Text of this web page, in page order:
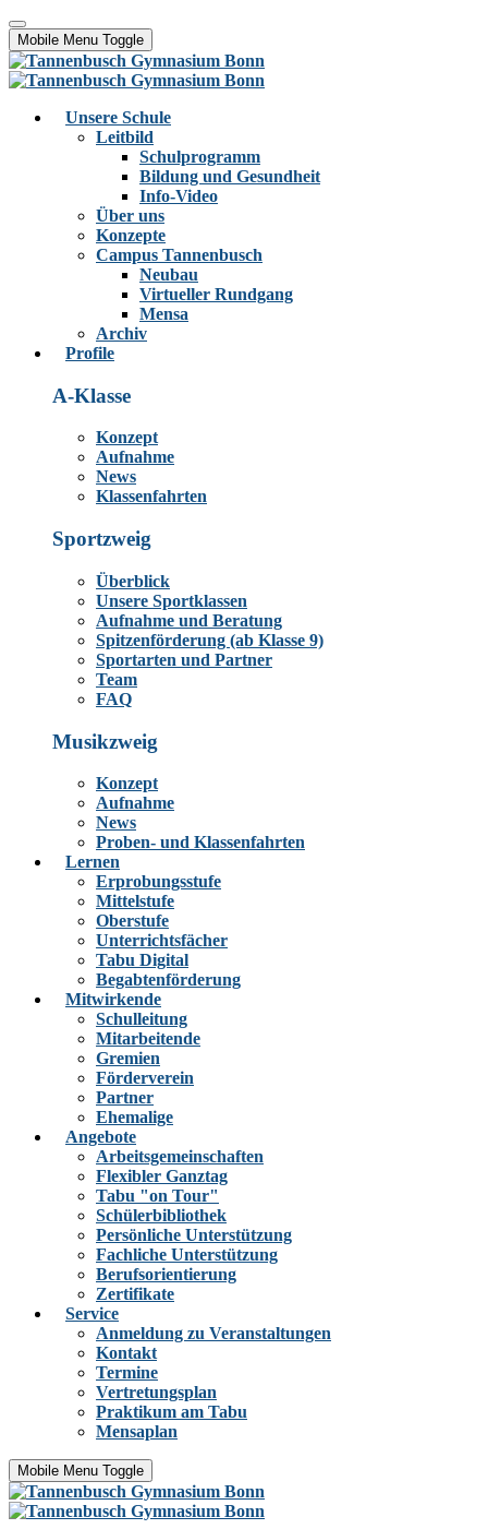
Mobile Menu Toggle
Unsere Schule
Leitbild
Schulprogramm
Bildung und Gesundheit
Info-Video
Über uns
Konzepte
Campus Tannenbusch
Neubau
Virtueller Rundgang
Mensa
Archiv
Profile
A-Klasse
Konzept
Aufnahme
News
Klassenfahrten
Sportzweig
Überblick
Unsere Sportklassen
Aufnahme und Beratung
Spitzenförderung (ab Klasse 9)
Sportarten und Partner
Team
FAQ
Musikzweig
Konzept
Aufnahme
News
Proben- und Klassenfahrten
Lernen
Erprobungsstufe
Mittelstufe
Oberstufe
Unterrichtsfächer
Tabu Digital
Begabtenförderung
Mitwirkende
Schulleitung
Mitarbeitende
Gremien
Förderverein
Partner
Ehemalige
Angebote
Arbeitsgemeinschaften
Flexibler Ganztag
Tabu "on Tour"
Schülerbibliothek
Persönliche Unterstützung
Fachliche Unterstützung
Berufsorientierung
Zertifikate
Service
Anmeldung zu Veranstaltungen
Kontakt
Termine
Vertretungsplan
Praktikum am Tabu
Mensaplan
Mobile Menu Toggle